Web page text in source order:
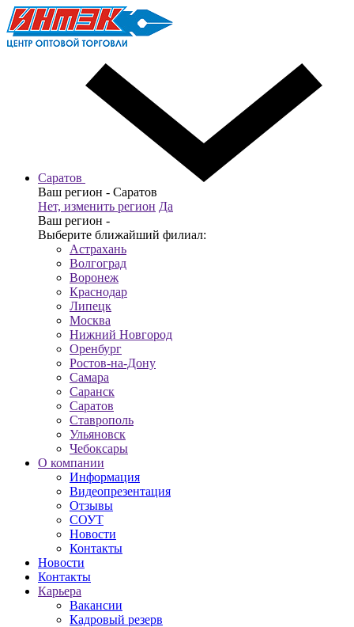
Саратов
Ваш регион - Саратов
Нет, изменить регион Да
Ваш регион -
Выберите ближайший филиал:
Астрахань
Волгоград
Воронеж
Краснодар
Липецк
Москва
Нижний Новгород
Оренбург
Ростов-на-Дону
Самара
Саранск
Саратов
Ставрополь
Ульяновск
Чебоксары
О компании
Информация
Видеопрезентация
Отзывы
СОУТ
Новости
Контакты
Новости
Контакты
Карьера
Вакансии
Кадровый резерв